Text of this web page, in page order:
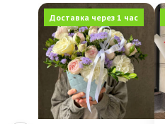
Доставка через 1 час